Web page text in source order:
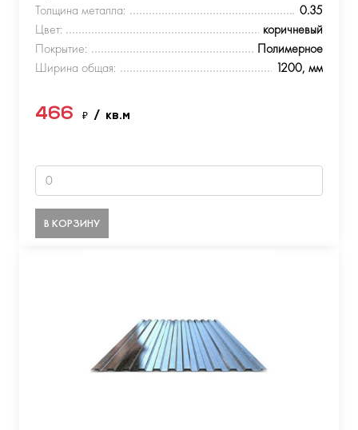
Толщина металла:
0.35
Цвет:
коричневый
Покрытие:
Полимерное
Ширина общая:
1200, мм
466 ₽ / кв.м
В КОРЗИНУ